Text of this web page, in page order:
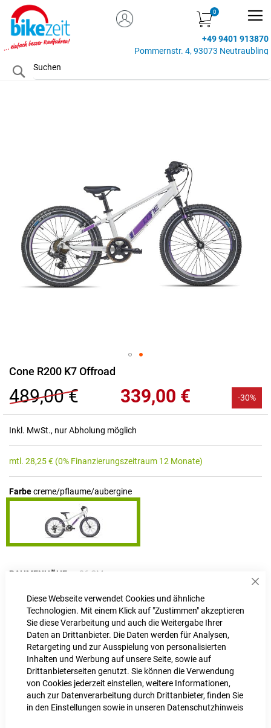
Diese Webseite verwendet Cookies und ähnliche
Technologien. Mit einem Klick auf "Zustimmen" akzeptieren
Sie diese Verarbeitung und auch die Weitergabe Ihrer
Daten an Drittanbieter. Die Daten werden für Analysen,
Retargeting und zur Ausspielung von personalisierten
Inhalten und Werbung auf unsere Seite, sowie auf
Drittanbieterseiten genutzt. Sie können die Verwendung
von Cookies jederzeit einstellen, weitere Informationen,
auch zur Datenverarbeitung durch Drittanbieter, finden Sie
in den Einstellungen sowie in unseren Datenschutzhinweis
MEIN KONTO
+49 9401 913870
Pommernstr. 4, 93073 Neutraubling
Search
Zum
der
Bildgalerie
springen
Cone R200 K7 Offroad
489,00 € 339,00 € -30%
Inkl. MwSt., nur Abholung möglich
mtl. 28,25€ (0% Finanzierungszeitraum 12 Monate)
Farbecreme/pflaume/aubergine
RAHMENHÖHE 26 CM
26 cm
LIEFERZEIT 1 - 2 Werktage
IN DEN WARENKORB